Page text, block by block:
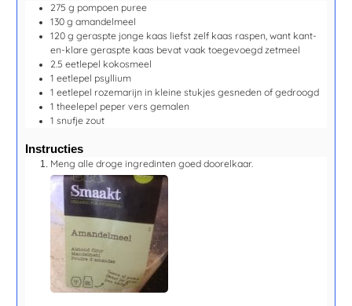
275 g pompoen puree
130 g amandelmeel
120 g geraspte jonge kaas liefst zelf kaas raspen, want kant-
en-klare geraspte kaas bevat vaak toegevoegd zetmeel
2.5 eetlepel kokosmeel
1 eetlepel psyllium
1 eetlepel rozemarijn in kleine stukjes gesneden of gedroogd
1 theelepel peper vers gemalen
1 snufje zout
Instructies
Meng alle droge ingredinten goed doorelkaar.